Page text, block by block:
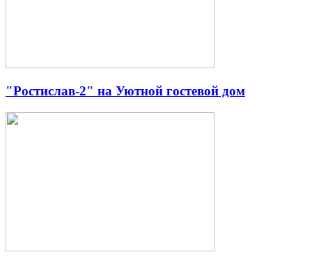
"Ростислав-2" на Уютной гостевой дом